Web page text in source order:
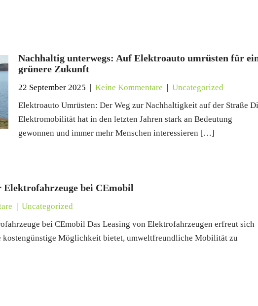
Nachhaltig unterwegs: Auf Elektroauto umrüsten für
grünere Zukunft
22 September 2025 |Keine Kommentare |Uncategorized
Elektroauto Umrüsten: Der Weg zur Nachhaltigkeit auf der Straße
Elektromobilität hat in den letzten Jahren stark an Bedeutung
gewonnen und immer mehr Menschen interessieren […]
bei CEmobil
| Uncategorized
bei CEmobil Das Leasing von Elektrofahrzeugen erfreut sich
kostengünstige Möglichkeit bietet, umweltfreundliche Mobilität zu